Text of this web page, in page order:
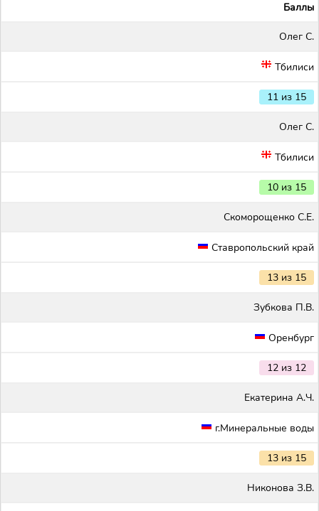
Баллы
Олег С.
Тбилиси
11 из 15
Олег С.
Тбилиси
10 из 15
Скоморощенко С.Е.
Ставропольский край
13 из 15
Зубкова П.В.
Оренбург
12 из 12
Екатерина А.Ч.
г.Минеральные воды
13 из 15
Никонова З.В.